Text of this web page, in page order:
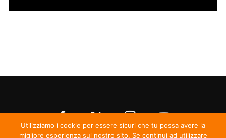
Utilizziamo i cookie per essere sicuri che tu possa avere la
migliore esperienza sul nostro sito. Se continui ad utilizzare